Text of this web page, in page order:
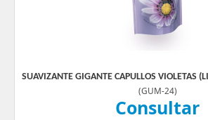
SUAVIZANTE GIGANTE CAPULLOS VIOLETAS
(GUM-24)
Consultar